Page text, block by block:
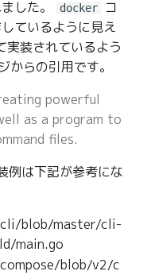
した。
docker
コ
ているように見え
実装されているよう
らの引用です。
powerful
as a program to
files.
例は下記が参考にな
blob/master/cli-
main.go
blob/v2/c